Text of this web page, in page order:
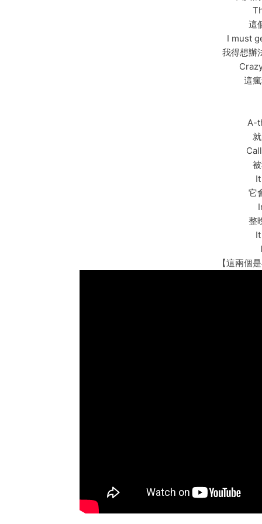
這
I must
我得想辦
這
A-
它
整
【這兩個